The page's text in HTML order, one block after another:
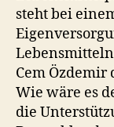
steht bei
Cem
Wie wäre es
die